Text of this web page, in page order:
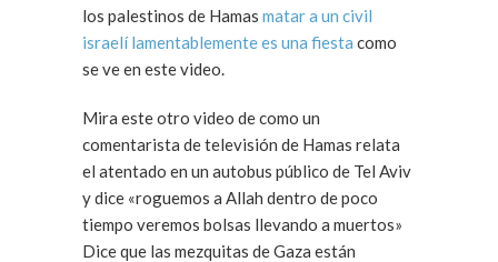
los palestinos de Hamas matar a un civil
israelí lamentablemente es una fiesta como
se ve en este video.
Mira este otro video de como un
comentarista de televisión de Hamas relata
el atentado en un autobus público de Tel Aviv
y dice «roguemos a Allah dentro de poco
tiempo veremos bolsas llevando a muertos»
Dice que las mezquitas de Gaza están